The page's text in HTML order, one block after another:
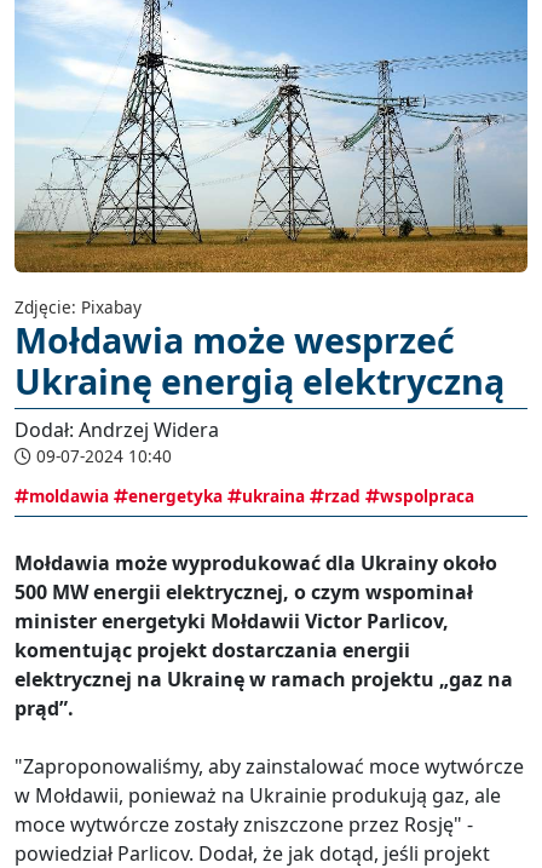
Zdjęcie: Pixabay
Mołdawia może wesprzeć
Ukrainę energią elektryczną
Dodał: Andrzej Widera
09-07-2024 10:40
moldawia
energetyka ukraina rzad wspolpraca
Mołdawia może wyprodukować dla Ukrainy około
500 MW energii elektrycznej, o czym wspominał
minister energetyki Mołdawii Victor Parlicov,
komentując projekt dostarczania energii
elektrycznej na Ukrainę w ramach projektu „gaz na
prąd”.
"Zaproponowaliśmy, aby zainstalować moce wytwórcze
w Mołdawii, ponieważ na Ukrainie produkują gaz, ale
moce wytwórcze zostały zniszczone przez Rosję" -
powiedział Parlicov. Dodał, że jak dotąd, jeśli projekt